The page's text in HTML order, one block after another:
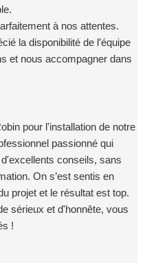
à nos attentes.
la disponibilité de l’équipe
et nous accompagner dans
l’entreprise Marc
souhaitant réaliser un
Merci encore à toute
implication et la qualité de
pour l'installation de notre
passionné qui
conseils, sans
On s’est sentis en
projet et le résultat est top.
sérieux et d'honnête, vous
!